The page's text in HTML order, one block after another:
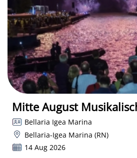
Mitte August
Bellaria Igea Marina
Bellaria-Igea Marina (RN)
14 Aug 2026